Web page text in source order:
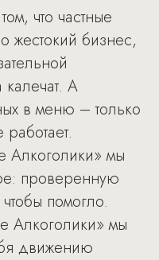
что частные
жестокий бизнес,
А
в меню – только
Алкоголики» мы
проверенную
помогло.
Алкоголики» мы
движению